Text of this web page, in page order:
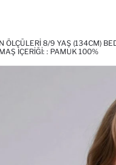
ÖLÇÜLERI 8/9 YAŞ (134CM)
İÇERIĞI: : PAMUK 100%